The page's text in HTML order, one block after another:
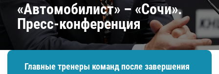
«Автомобилист» – «Сочи».
Пресс-конференция
Главные тренеры команд после завершения